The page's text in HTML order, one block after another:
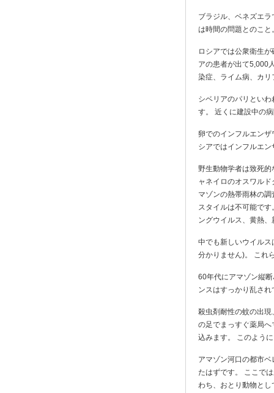
ブラジル、ベネズエ
は時間の問題とのこと
ロシアでは公衆衛生
アの患者が出て5,000
染症、ライム病、カ
シベリアのパリとい
す。 近くに建設中の
卵でのインフルエン
シアではインフルエ
野生動物学者は致死
ャネイロのオスワル
マゾンの熱帯雨林の
スタイルは不可能で
ングウイルス、黄熱
中でも新しいウイル
分かりません)。 これ
60年代にアマゾン縦
ンスはすっかり乱さ
殺虫剤耐性の蚊の出
の足でまっすぐ薬局
込みます。 このよう
アマゾン河口の都市
たはずです。 ここで
わち、おとり動物と